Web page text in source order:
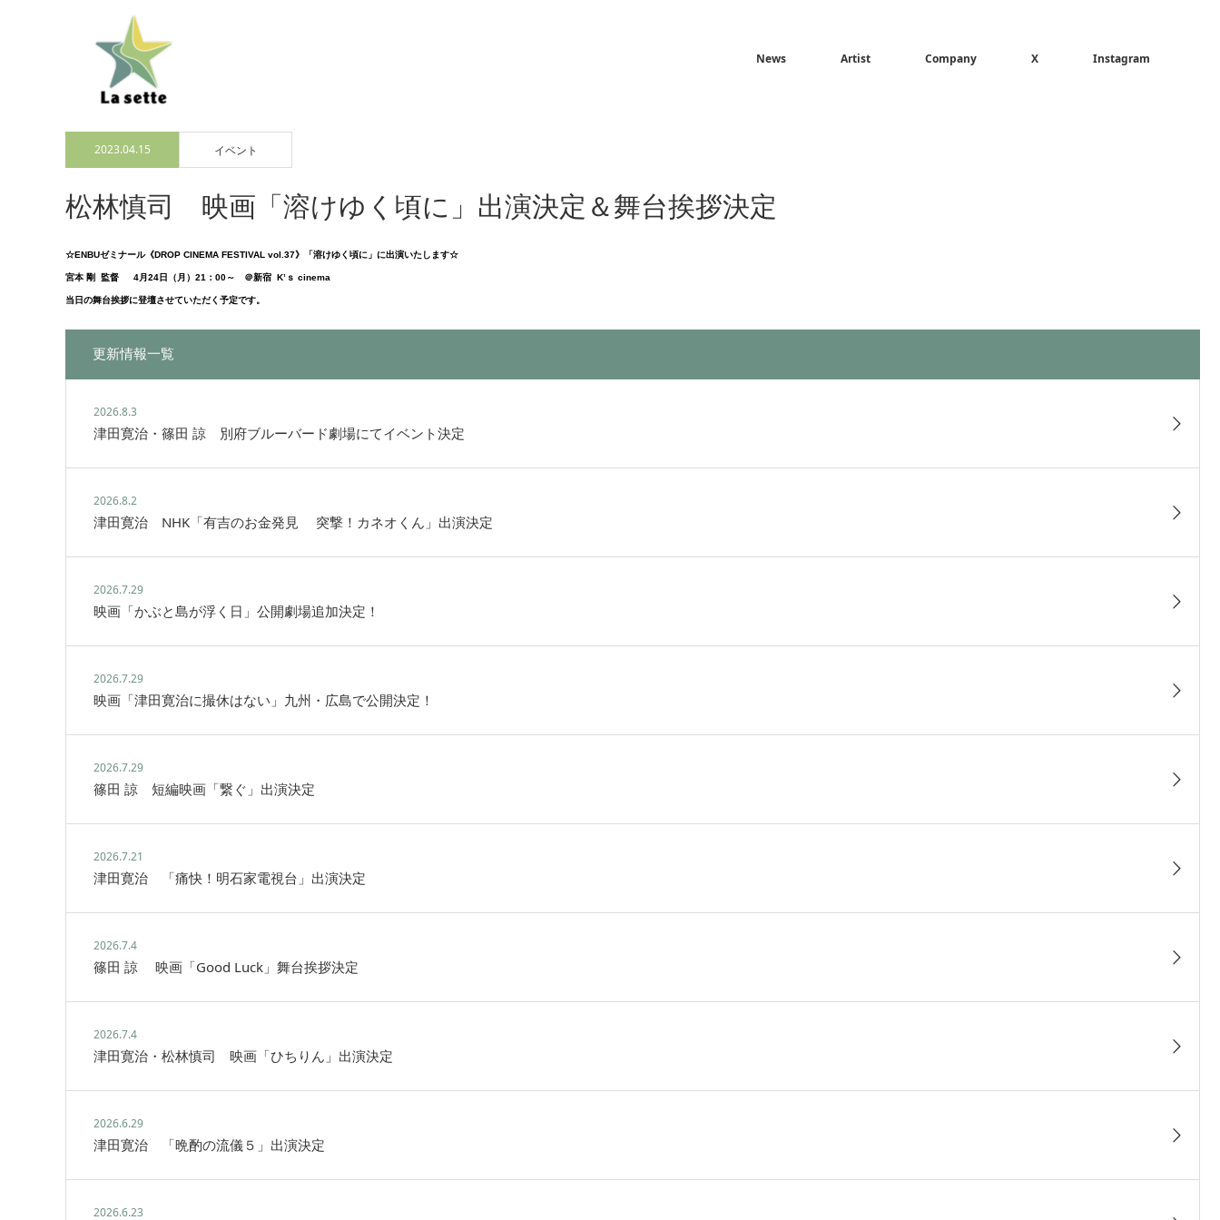
News Artist Company X Instagram
2023.04.15 イベント
松林慎司 映画「溶けゆく頃に」出演決定＆舞台挨拶決定
☆ENBUゼミナール《DROP CINEMA FESTIVAL vol.37》「溶けゆく頃に」に出演いたします☆
宮本 剛 監督 4月24日（月）21：00～ ＠新宿 K’ｓ cinema
当日の舞台挨拶に登壇させていただく予定です。
更新情報一覧
2026.8.3
津田寛治・篠田 諒 別府ブルーバード劇場にてイベント決定
2026.8.2
津田寛治 NHK「有吉のお金発見 突撃！カネオくん」出演決定
2026.7.29
映画「かぶと島が浮く日」公開劇場追加決定！
2026.7.29
映画「津田寛治に撮休はない」九州・広島で公開決定！
2026.7.29
篠田 諒 短編映画「繋ぐ」出演決定
2026.7.21
津田寛治 「痛快！明石家電視台」出演決定
2026.7.4
篠田 諒 映画「Good Luck」舞台挨拶決定
2026.7.4
津田寛治・松林慎司 映画「ひちりん」出演決定
2026.6.29
津田寛治 「晩酌の流儀５」出演決定
2026.6.23